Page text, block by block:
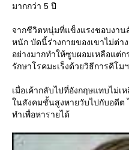
มากกว่า 5 ปี
จากชีวิตหนุ่มที่แข็งแรงชอบงาน
หนัก บัดนี้ร่างกายของเขาไม่ต่
อย่างมากทำให้ซูบผอมเหลือแต่ก
รักษาโรคมะเร็งด้วยวิธีการคีโม
เมื่อเค้ากลับไปที่อังกฤษแทบไม่เ
นสังคมชั้นสูงหายวับไปกับอดีต
ทำเพื่อหารายได้